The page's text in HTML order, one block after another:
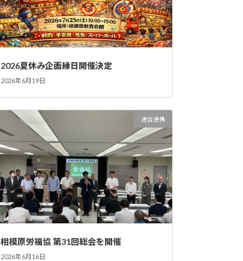
2026夏休み企画縁日開催決定
2026年6月19日
連合連携
相模原労福協 第31回総会を開催
2026年6月16日